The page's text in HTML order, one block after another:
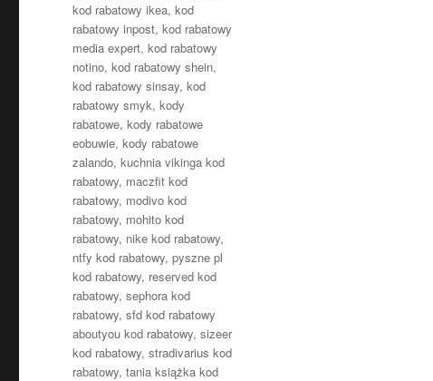
kod rabatowy ikea,kod
rabatowy inpost,kod rabatowy
media expert,kod rabatowy
notino,kod rabatowy shein,
kod rabatowy sinsay,kod
rabatowy smyk,kody
rabatowe,kody rabatowe
eobuwie,kody rabatowe
zalando,kuchnia vikinga kod
rabatowy, maczfit kod
rabatowy, modivo kod
rabatowy, mohito kod
rabatowy, nike kod rabatowy,
ntfy kod rabatowy,pyszne pl
kod rabatowy, reserved kod
rabatowy,sephora kod
rabatowy,sfd kod rabatowy
aboutyou kod rabatowy,sizeer
kod rabatowy,stradivarius kod
rabatowy,tania książka kod